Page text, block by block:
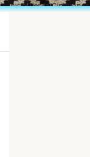
Inicio Tienda Cinturones